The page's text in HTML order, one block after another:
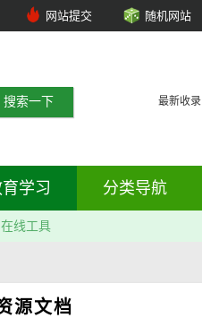
网站提交 随机网站
最新收录
学习 分类导航
在线工具
源文档